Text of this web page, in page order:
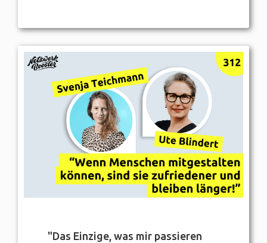
"Das Einzige, was mir passieren